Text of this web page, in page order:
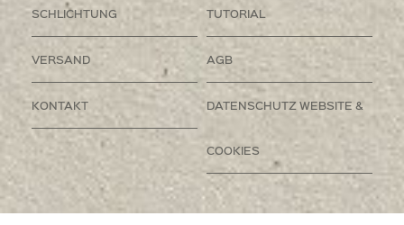
SCHLICHTUNG TUTORIAL
VERSAND AGB
KONTAKT DATENSCHUTZ WEBSITE &
COOKIES